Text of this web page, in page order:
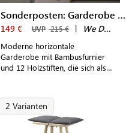
Sonderposten: Garderobe SCOREBOARD Reversed
149 € UVP 215 € | We Do Wood
Moderne horizontale
Garderobe mit Bambusfurnier
und 12 Holzstiften, die sich als
2 Varianten